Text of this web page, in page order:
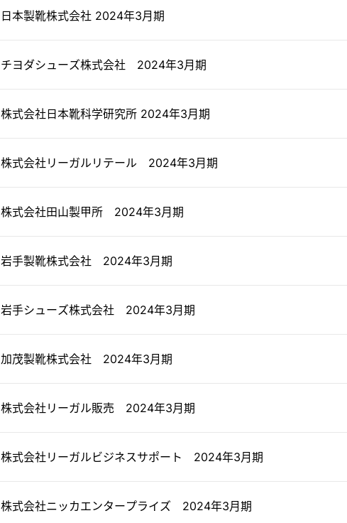
日本製靴株式会社 2024年3月期
チヨダシューズ株式会社 2024年3月期
株式会社日本靴科学研究所 2024年3月期
株式会社リーガルリテール 2024年3月期
株式会社田山製甲所 2024年3月期
岩手製靴株式会社 2024年3月期
岩手シューズ株式会社 2024年3月期
加茂製靴株式会社 2024年3月期
株式会社リーガル販売 2024年3月期
株式会社リーガルビジネスサポート 2024年3月期
株式会社ニッカエンタープライズ 2024年3月期